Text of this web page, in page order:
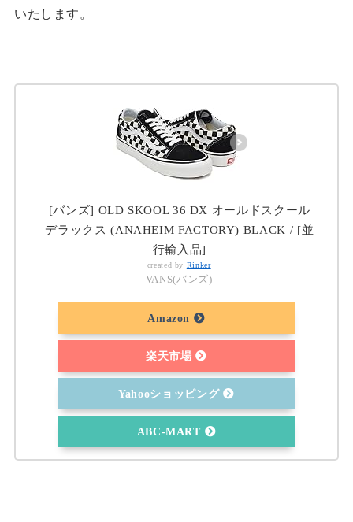
いたします。
[バンズ] OLD SKOOL 36 DX オールドスクール
デラックス (ANAHEIM FACTORY) BLACK / [並
行輸入品]
created by Rinker
VANS(バンズ)
Amazon
楽天市場
Yahooショッピング
ABC-MART